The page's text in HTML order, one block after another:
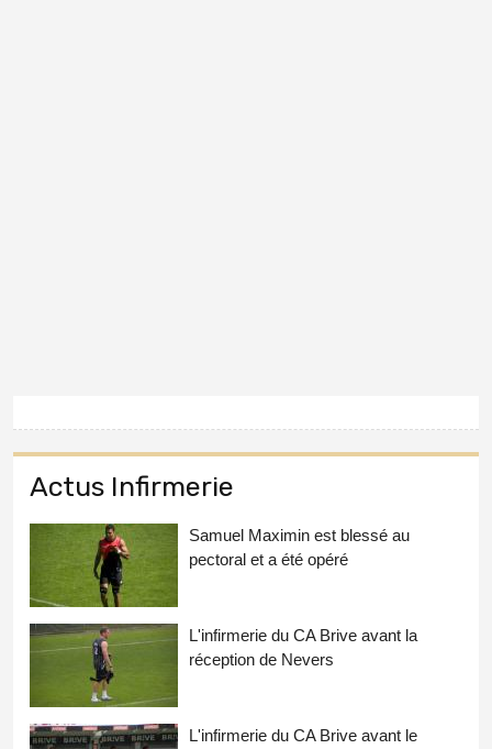
Actus Infirmerie
Samuel Maximin est blessé au
pectoral et a été opéré
L'infirmerie du CA Brive avant la
réception de Nevers
L'infirmerie du CA Brive avant le